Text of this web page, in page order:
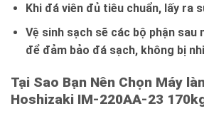
Khi đá viên đủ tiêu chuẩn, lấy ra
Vệ sinh sạch sẽ các bộ phận sau
để đảm bảo đá sạch, không bị
Tại Sao Bạn Nên Chọn Máy
Hoshizaki IM-220AA-23